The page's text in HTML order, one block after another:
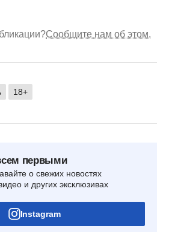
Сообщите нам об этом.
18+
первыми
о свежих новостях
и других эксклюзивах
Instagram